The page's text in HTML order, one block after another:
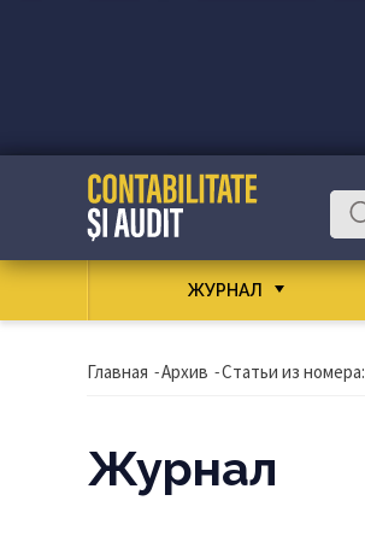
ЖУРНАЛ
Главная -Архив -Статьи из номера:
Журнал